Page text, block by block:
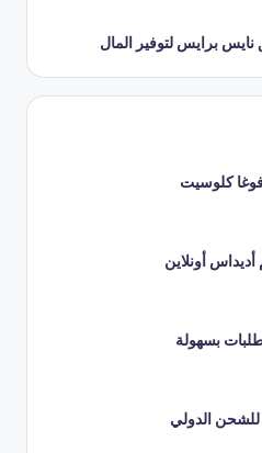
برايس لتوفير المال
كلوسيت
أونلاين
بسهولة
الدولي